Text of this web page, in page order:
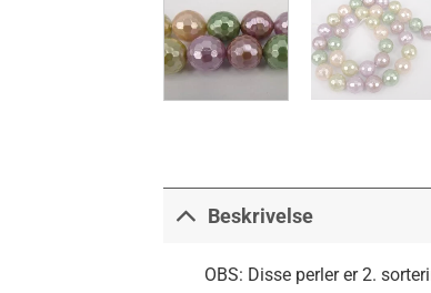
Beskrivelse
OBS: Disse perler er 2.